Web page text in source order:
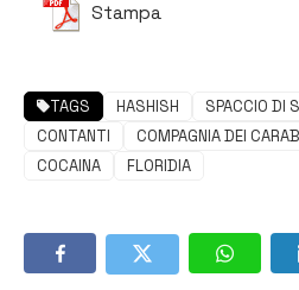
Stampa
TAGS HASHISH
SPACCIO DI
CONTANTI
COMPAGNIA DEI
COCAINA
FLORIDIA